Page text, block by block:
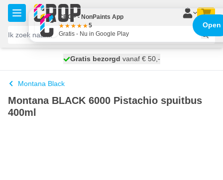
Ga naar de inhoud
maandag bezorgd
Gratis bezorgd vanaf € 50,-
100 dagen
Montana Black
Montana BLACK 6000 Pistachio spuitbus
400ml
CROP - NonPaints App
5
Gratis - Nu in Google Play
Open